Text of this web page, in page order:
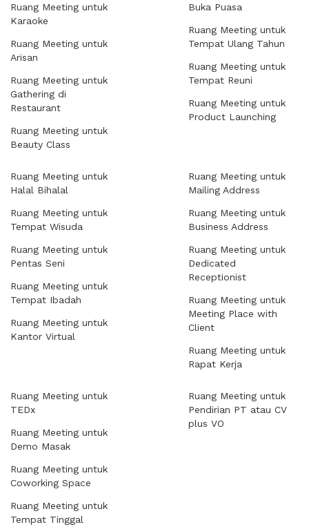
Ruang Meeting untuk
Karaoke
Ruang Meeting untuk
Arisan
Ruang Meeting untuk
Gathering di
Restaurant
Ruang Meeting untuk
Beauty Class
Buka Puasa
Ruang Meeting untuk
Tempat Ulang Tahun
Ruang Meeting untuk
Tempat Reuni
Ruang Meeting untuk
Product Launching
Ruang Meeting untuk
Halal Bihalal
Ruang Meeting untuk
Tempat Wisuda
Ruang Meeting untuk
Pentas Seni
Ruang Meeting untuk
Tempat Ibadah
Ruang Meeting untuk
Kantor Virtual
Ruang Meeting untuk
Mailing Address
Ruang Meeting untuk
Business Address
Ruang Meeting untuk
Dedicated
Receptionist
Ruang Meeting untuk
Meeting Place with
Client
Ruang Meeting untuk
Rapat Kerja
Ruang Meeting untuk
TEDx
Ruang Meeting untuk
Demo Masak
Ruang Meeting untuk
Coworking Space
Ruang Meeting untuk
Tempat Tinggal
Ruang Meeting untuk
Pendirian PT atau CV
plus VO